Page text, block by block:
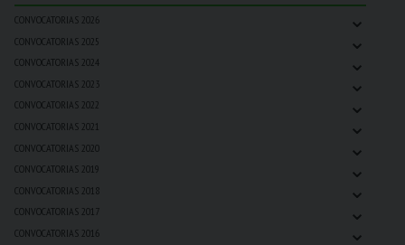
CONVOCATORIAS 2026 ⌄
CONVOCATORIAS 2025 ⌄
CONVOCATORIAS 2024 ⌄
CONVOCATORIAS 2023 ⌄
CONVOCATORIAS 2022 ⌄
CONVOCATORIAS 2021 ⌄
CONVOCATORIAS 2020 ⌄
CONVOCATORIAS 2019 ⌄
CONVOCATORIAS 2018 ⌄
CONVOCATORIAS 2017 ⌄
CONVOCATORIAS 2016 ⌄